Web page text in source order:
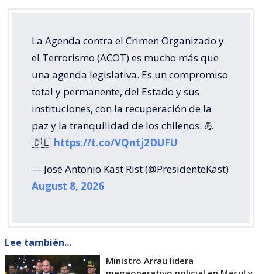
La Agenda contra el Crimen Organizado y
el Terrorismo (ACOT) es mucho más que
una agenda legislativa. Es un compromiso
total y permanente, del Estado y sus
instituciones, con la recuperación de la
paz y la tranquilidad de los chilenos. 💪
🇨🇱 https://t.co/VQntj2DUFU
— José Antonio Kast Rist (@PresidenteKast)
August 8, 2026
Lee también...
Ministro Arrau lidera